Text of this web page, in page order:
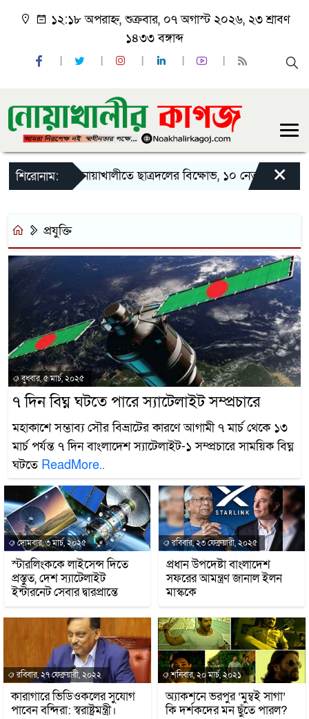
১২:১৮ অপরাহ্ন, শুক্রবার, ০৭ অগাস্ট ২০২৬, ২৩ শ্রাবণ
১৪৩৩ বঙ্গাব্দ
শিরোনাম: নোয়াখালীতে ছাত্রদলের বিক্ষোভ, ১০ নেতার পদত্যাগ
×
প্রযুক্তি
বুধবার, ৫ মার্চ, ২০২৫
৭ দিন বিঘ্ন ঘটতে পারে স্যাটেলাইট সম্প্রচারে
মহাকাশে সম্ভাব্য সৌর বিভ্রাটের কারণে আগামী ৭ মার্চ থেকে ১৩
মার্চ পর্যন্ত ৭ দিন বাংলাদেশ স্যাটেলাইট-১ সম্প্রচারে সাময়িক বিঘ্ন
ঘটতে ReadMore..
সোমবার, ৩ মার্চ, ২০২৫
স্টারলিংককে লাইসেন্স দিতে
প্রস্তুত, দেশ স্যাটেলাইট
ইন্টারনেট সেবার দ্বারপ্রান্তে
রবিবার, ২৩ ফেব্রুয়ারী, ২০২৫
প্রধান উপদেষ্টা বাংলাদেশ
সফরের আমন্ত্রণ জানাল ইলন
মাস্ককে
রবিবার, ২৭ ফেব্রুয়ারী, ২০২২
কারাগারে ভিডিওকলের সুযোগ
পাবেন বন্দিরা: স্বরাষ্ট্রমন্ত্রী।
শনিবার, ২০ মার্চ, ২০২১
অ্যাকশনে ভরপুর ‘মুম্বই সাগা’
কি দর্শকদের মন ছুঁতে পারল?